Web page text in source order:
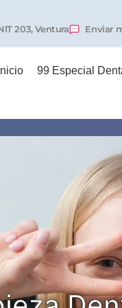
203, Ventura Enviar
Inicio 99 Especial